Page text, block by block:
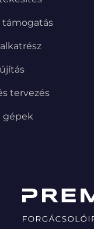
támogatás
tervezés
gépek